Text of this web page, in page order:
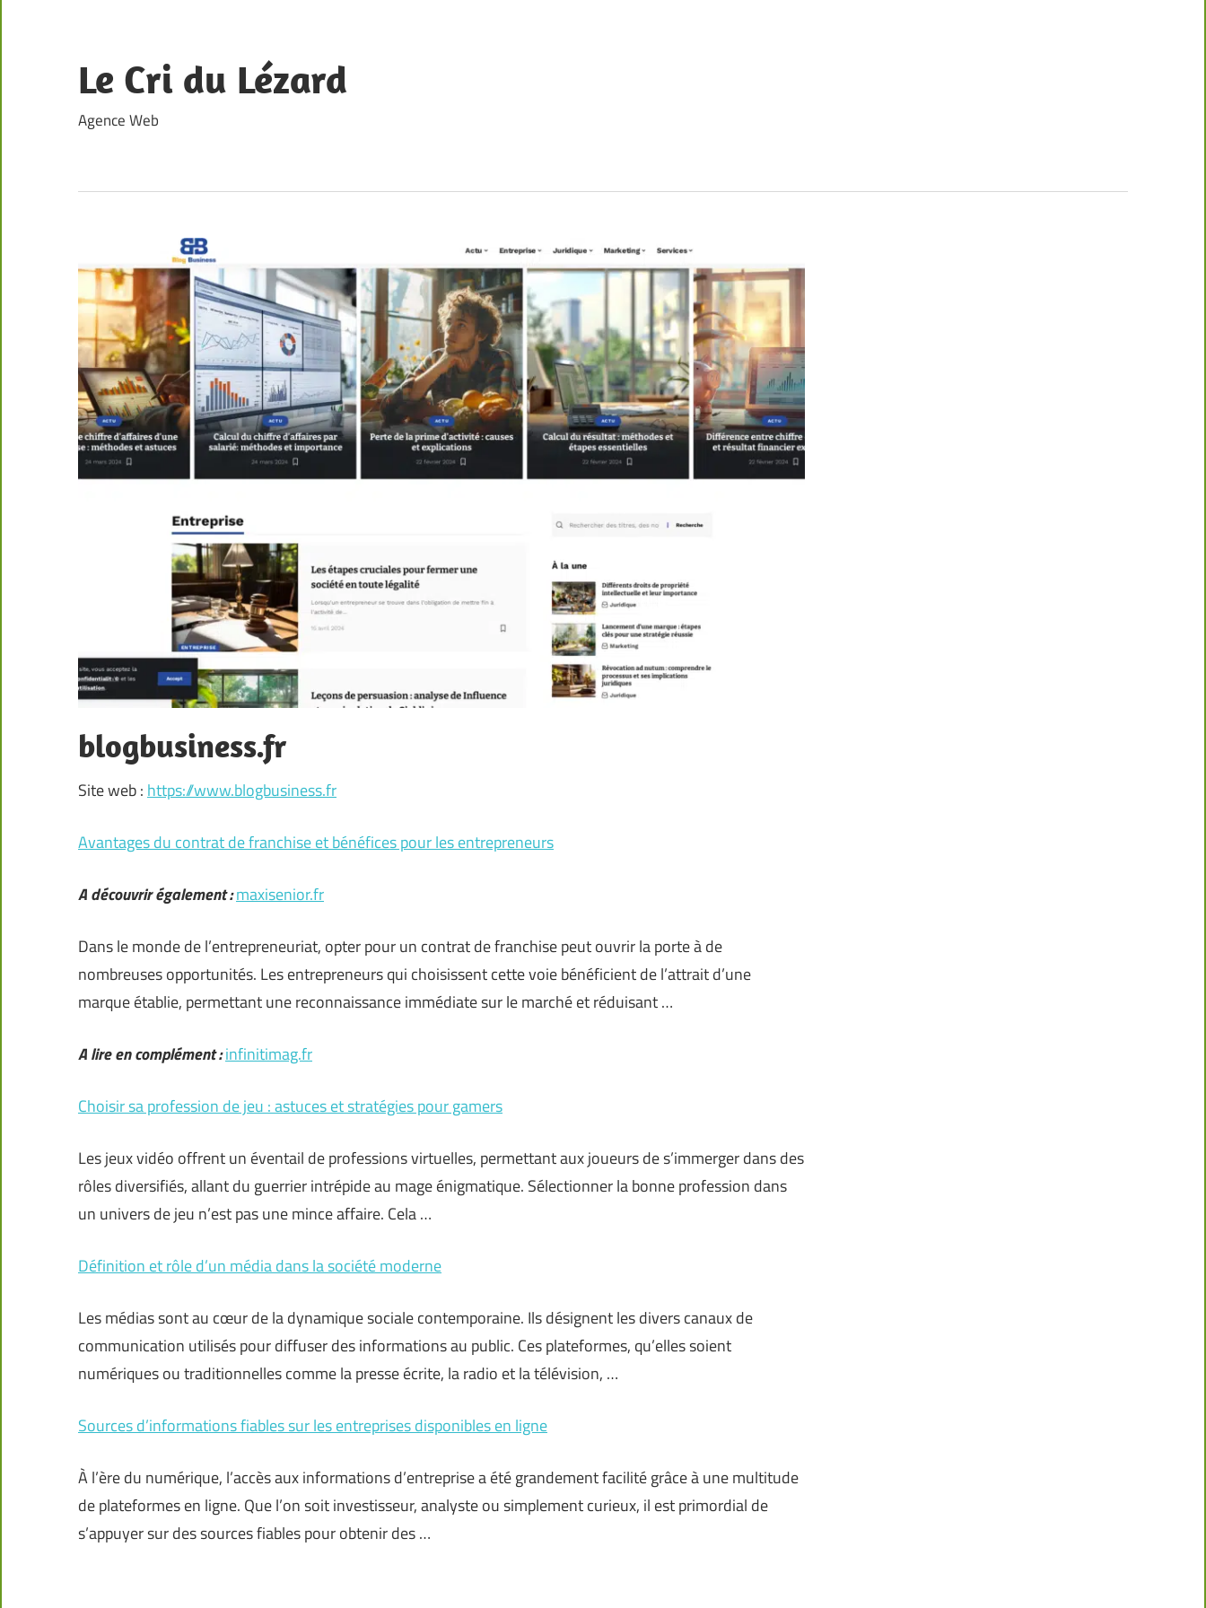
content
Le Cri du Lézard
Agence Web
blogbusiness.fr
Site web : https://www.blogbusiness.fr
Avantages du contrat de franchise et bénéfices pour les entrepreneurs
A découvrir également :maxisenior.fr
Dans le monde de l’entrepreneuriat, opter pour un contrat de franchise peut ouvrir la porte à de
nombreuses opportunités. Les entrepreneurs qui choisissent cette voie bénéficient de l’attrait d’une
marque établie, permettant une reconnaissance immédiate sur le marché et réduisant …
A lire en complément :infinitimag.fr
Choisir sa profession de jeu : astuces et stratégies pour gamers
Les jeux vidéo offrent un éventail de professions virtuelles, permettant aux joueurs de s’immerger dans des
rôles diversifiés, allant du guerrier intrépide au mage énigmatique. Sélectionner la bonne profession dans
un univers de jeu n’est pas une mince affaire. Cela …
Définition et rôle d’un média dans la société moderne
Les médias sont au cœur de la dynamique sociale contemporaine. Ils désignent les divers canaux de
communication utilisés pour diffuser des informations au public. Ces plateformes, qu’elles soient
numériques ou traditionnelles comme la presse écrite, la radio et la télévision, …
Sources d’informations fiables sur les entreprises disponibles en ligne
À l’ère du numérique, l’accès aux informations d’entreprise a été grandement facilité grâce à une multitude
de plateformes en ligne. Que l’on soit investisseur, analyste ou simplement curieux, il est primordial de
s’appuyer sur des sources fiables pour obtenir des …